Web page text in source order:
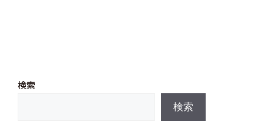
検索
検索